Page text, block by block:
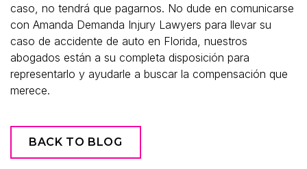
caso, no tendrá que pagarnos. No dude en comunicarse
con Amanda Demanda Injury Lawyers para llevar su
caso de accidente de auto en Florida, nuestros
abogados están a su completa disposición para
representarlo y ayudarle a buscar la compensación que
merece.
BACK TO BLOG